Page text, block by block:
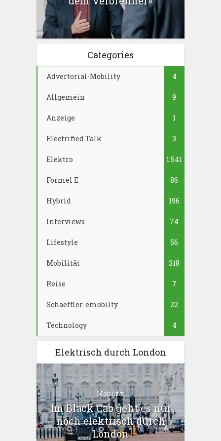
Categories
Advertorial-Mobility 4
Allgemein 9
Anzeige 1
Electrified Talk 3
Elektro 1.541
Formel E 86
Hybrid 196
Interviews 74
Lifestyle 56
Mobilität 318
Reise 7
Schaeffler-emobilty 22
Technology 4
Elektrisch durch London
Mobilität
Im Black Cab geht es nur
noch elektrisch durch
London